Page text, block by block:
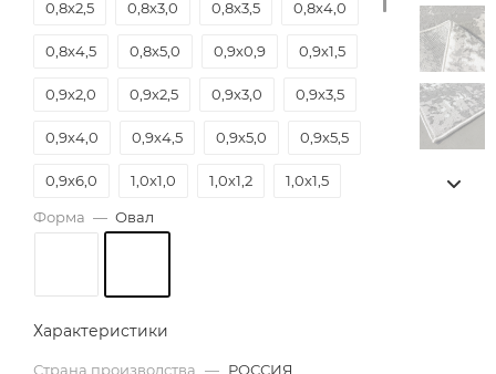
0,8х2,5 0,8х3,0 0,8х3,5 0,8х4,0
0,8х4,5 0,8х5,0 0,9х0,9 0,9х1,5
0,9х2,0 0,9х2,5 0,9х3,0 0,9х3,5
0,9х4,0 0,9х4,5 0,9х5,0 0,9х5,5
0,9х6,0 1,0х1,0 1,0х1,2 1,0х1,5
1,0х2,0 1,0х2,5
Форма — Овал
Характеристики
Страна производства — РОССИЯ